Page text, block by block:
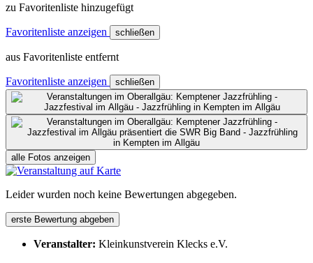
zu Favoritenliste hinzugefügt
Favoritenliste anzeigen schließen
aus Favoritenliste entfernt
Favoritenliste anzeigen schließen
alle Fotos anzeigen
Leider wurden noch keine Bewertungen abgegeben.
erste Bewertung abgeben
Veranstalter: Kleinkunstverein Klecks e.V.